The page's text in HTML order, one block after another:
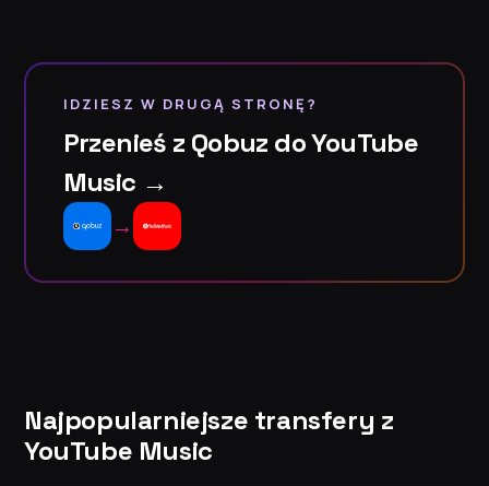
IDZIESZ W DRUGĄ STRONĘ?
Przenieś z Qobuz do YouTube
Music →
→
Najpopularniejsze transfery z
YouTube Music